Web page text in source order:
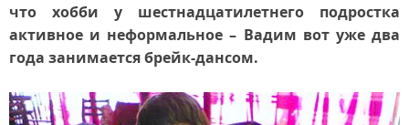
что хобби у шестнадцатилетнего подростка
активное и неформальное – Вадим вот уже два
года занимается брейк-дансом.